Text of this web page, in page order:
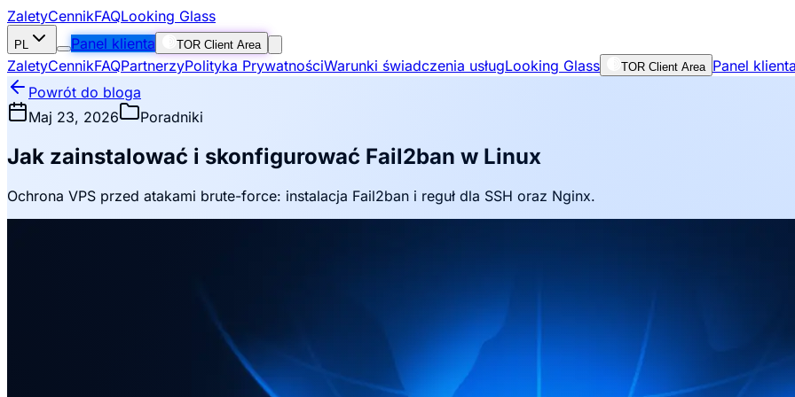
ZaletyCennikFAQLooking Glass
PL Panel klienta TOR Client Area
ZaletyCennikFAQPartnerzyPolityka PrywatnościWarunki świadczenia usługLooking Glass TOR Client Area Panel
Powrót do bloga
Maj 23, 2026
Poradniki
Jak zainstalować i skonfigurować Fail2ban w Linux
Ochrona VPS przed atakami brute-force: instalacja Fail2ban i reguł dla SSH oraz Nginx.